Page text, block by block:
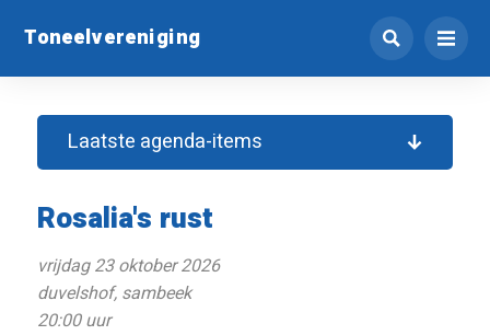
Toneelvereniging
Rosalia's rust
vrijdag 23 oktober 2026
duvelshof, sambeek
20:00 uur
Laatste agenda-items